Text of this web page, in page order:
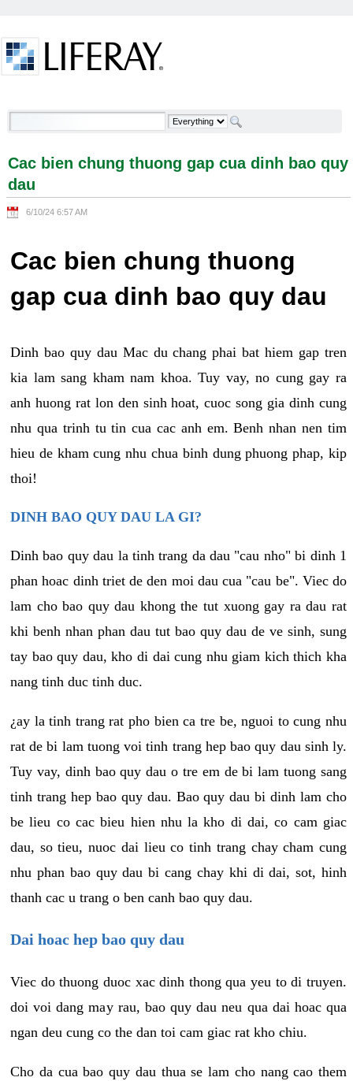
Cac bien chung thuong gap cua dinh bao quy dau -
Cac bien chung thuong gap cua dinh bao quy
dau
6/10/24 6:57 AM
Cac bien chung thuong
gap cua dinh bao quy dau
Dinh bao quy dau Mac du chang phai bat hiem gap tren
kia lam sang kham nam khoa. Tuy vay, no cung gay ra
anh huong rat lon den sinh hoat, cuoc song gia dinh cung
nhu qua trinh tu tin cua cac anh em. Benh nhan nen tim
hieu de kham cung nhu chua binh dung phuong phap, kip
thoi!
DINH BAO QUY DAU LA GI?
Dinh bao quy dau la tinh trang da dau "cau nho" bi dinh 1
phan hoac dinh triet de den moi dau cua "cau be". Viec do
lam cho bao quy dau khong the tut xuong gay ra dau rat
khi benh nhan phan dau tut bao quy dau de ve sinh, sung
tay bao quy dau, kho di dai cung nhu giam kich thich kha
nang tinh duc tinh duc.
¿ay la tinh trang rat pho bien ca tre be, nguoi to cung nhu
rat de bi lam tuong voi tinh trang hep bao quy dau sinh ly.
Tuy vay, dinh bao quy dau o tre em de bi lam tuong sang
tinh trang hep bao quy dau. Bao quy dau bi dinh lam cho
be lieu co cac bieu hien nhu la kho di dai, co cam giac
dau, so tieu, nuoc dai lieu co tinh trang chay cham cung
nhu phan bao quy dau bi cang chay khi di dai, sot, hinh
thanh cac u trang o ben canh bao quy dau.
Dai hoac hep bao quy dau
Viec do thuong duoc xac dinh thong qua yeu to di truyen.
doi voi dang may rau, bao quy dau neu qua dai hoac qua
ngan deu cung co the dan toi cam giac rat kho chiu.
Cho da cua bao quy dau thua se lam cho nang cao them